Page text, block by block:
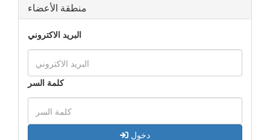
منطقة الأعضاء
البريد الاكتروني
كلمة السر
دخول